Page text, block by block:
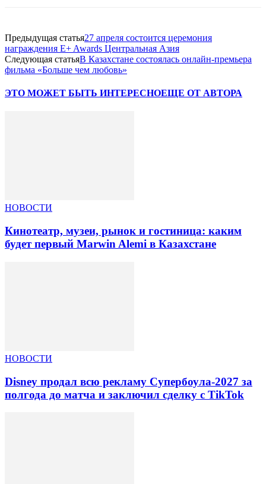
Предыдущая статья27 апреля состоится церемония
награждения E+ Awards Центральная Азия
Следующая статьяВ Казахстане состоялась онлайн-премьера
фильма «Больше чем любовь»
ЭТО МОЖЕТ БЫТЬ ИНТЕРЕСНОЕЩЕ ОТ АВТОРА
НОВОСТИ
Кинотеатр, музеи, рынок и гостиница: каким
будет первый Marwin Alemi в Казахстане
НОВОСТИ
Disney продал всю рекламу Супербоула-2027 за
полгода до матча и заключил сделку с TikTok